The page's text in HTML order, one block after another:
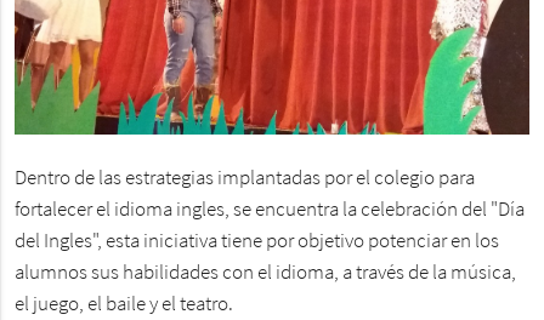
Dentro de las estrategias implantadas por el colegio para
fortalecer el idioma ingles, se encuentra la celebración del "Día
del Ingles", esta iniciativa tiene por objetivo potenciar en los
alumnos sus habilidades con el idioma, a través de la música,
el juego, el baile y el teatro.